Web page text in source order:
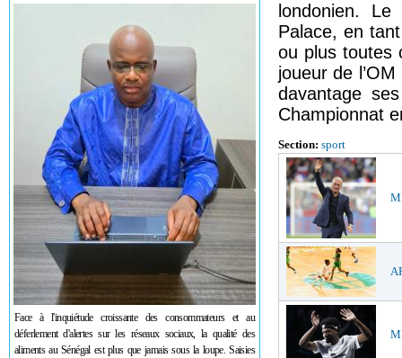
Face à l'inquiétude croissante des consommateurs et au
déferlement d'alertes sur les réseaux sociaux, la qualité des
aliments au Sénégal est plus que jamais sous la loupe. Saisies
londonien.
Palace, en
ou plus toutes
joueur de
davantage
Championnat
Section: sport